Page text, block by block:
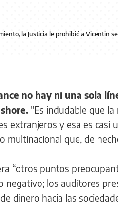
la Justicia le prohibió a Vicentin
no hay ni una sola
"Es indudable que
extranjeros y esa es casi
multinacional que, de
“otros puntos
los auditores
dinero hacia las